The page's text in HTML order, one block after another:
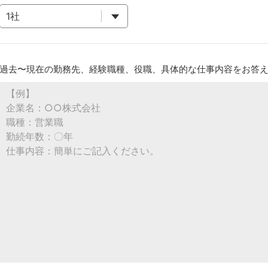
過去〜現在の勤務先、経験職種、役職、具体的な仕事内容をお答え